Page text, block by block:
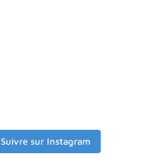
Suivre sur Instagram